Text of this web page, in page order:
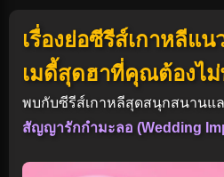
เรื่องย่อซีรีส์เกาหลีแ
เมดี้สุดฮาที่คุณต้องไ
พบกับซีรีส์เกาหลีสุดสนุกสนานแ
สัญญารักกำมะลอ (Wedding